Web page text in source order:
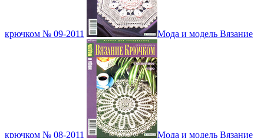
крючком № 09-2011 Мода и модель Вязание
крючком № 08-2011 Мода и модель Вязание